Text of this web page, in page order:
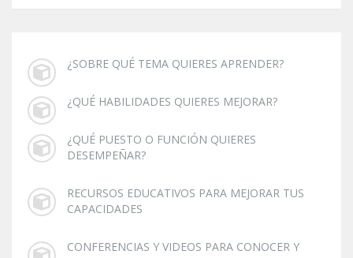
¿SOBRE QUÉ TEMA QUIERES APRENDER?
¿QUÉ HABILIDADES QUIERES MEJORAR?
¿QUÉ PUESTO O FUNCIÓN QUIERES
DESEMPEÑAR?
RECURSOS EDUCATIVOS PARA MEJORAR TUS
CAPACIDADES
CONFERENCIAS Y VIDEOS PARA CONOCER Y